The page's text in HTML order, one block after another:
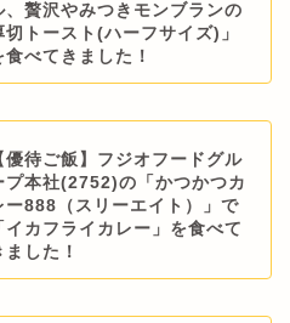
、贅沢やみつきモンブランの
切トースト(ハーフサイズ)」
食べてきました！
優待ご飯】フジオフードグル
プ本社(2752)の「かつかつカ
ー888（スリーエイト）」で
イカフライカレー」を食べて
ました！